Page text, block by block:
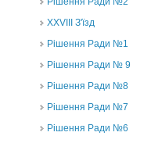
XXVIII З'їзд
Рішення Ради №1
Рішення Ради № 9
Рішення Ради №8
Рішення Ради №7
Рішення Ради №6